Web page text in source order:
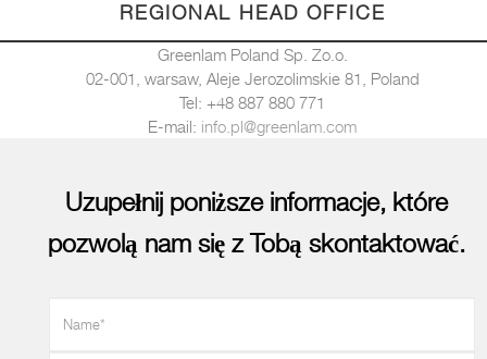
REGIONAL HEAD OFFICE
Greenlam Poland Sp. Zo.o.
02-001, warsaw, Aleje Jerozolimskie 81, Poland
Tel: +48 887 880 771
E-mail: info.pl@greenlam.com
Uzupełnij poniższe informacje, które
pozwolą nam się z Tobą skontaktować.